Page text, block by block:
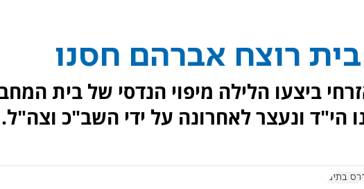
רוצח אברהם חסנו
ביצעו הלילה מיפוי הנדסי של בית
ונעצר לאחרונה על ידי השב"כ וצה"ל.
הרס בתים